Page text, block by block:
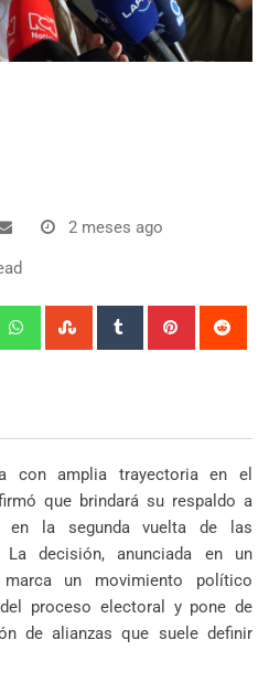
2 meses ago
WhatsappStumbleUpon
Tumblr Pinterest
con amplia trayectoria en el
que brindará su respaldo a
en la segunda vuelta de las
La decisión, anunciada en un
marca un movimiento político
proceso electoral y pone de
de alianzas que suele definir